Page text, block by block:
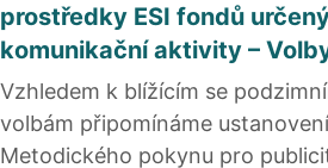
prostředky ESI fondů
komunikační aktivity –
Vzhledem k blížícím se
volbám připomínáme ustanovení
Metodického pokynu pro